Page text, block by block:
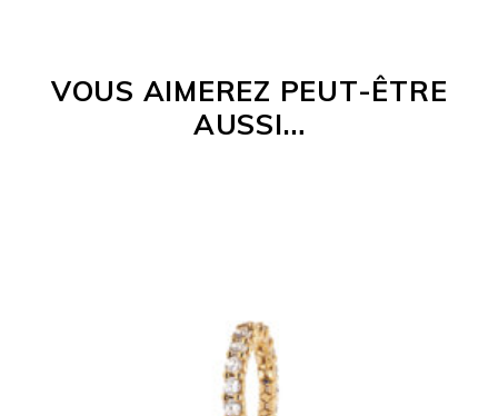
VOUS AIMEREZ PEUT-ÊTRE
AUSSI…